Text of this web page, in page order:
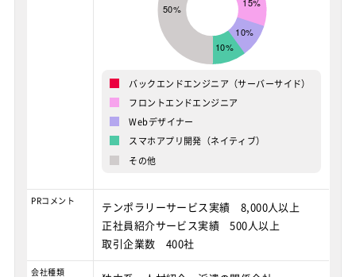
バックエンドエンジニア（サーバーサイド）
フロントエンドエンジニア
Webデザイナー
スマホアプリ開発（ネイティブ）
その他
PRコメント
テンポラリーサービス実績 8,000人以上
正社員紹介サービス実績 500人以上
取引企業数 400社
会社種類